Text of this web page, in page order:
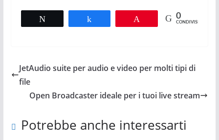
0
CONDIVISIONI
JetAudio suite per audio e video per molti tipi di
file
Open Broadcaster ideale per i tuoi live stream
Potrebbe anche interessarti